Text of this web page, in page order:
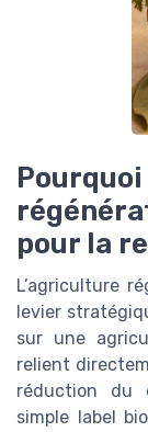
pour la
L’agriculture
levier
sur une
relient
réduction du
simple label